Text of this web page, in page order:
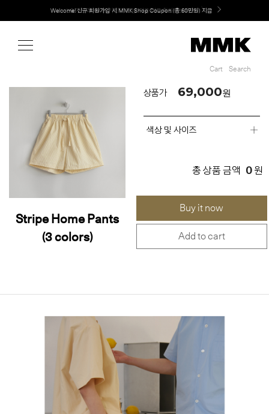
MMK의 새로운 키친 디자인, EXTRUDE 익스트루드 라인 출시
Cart Search
Stripe Home Pants
(3 colors)
상품가 69,000원
색상 및 사이즈
총 상품 금액 0 원
Buy it now
Add to cart